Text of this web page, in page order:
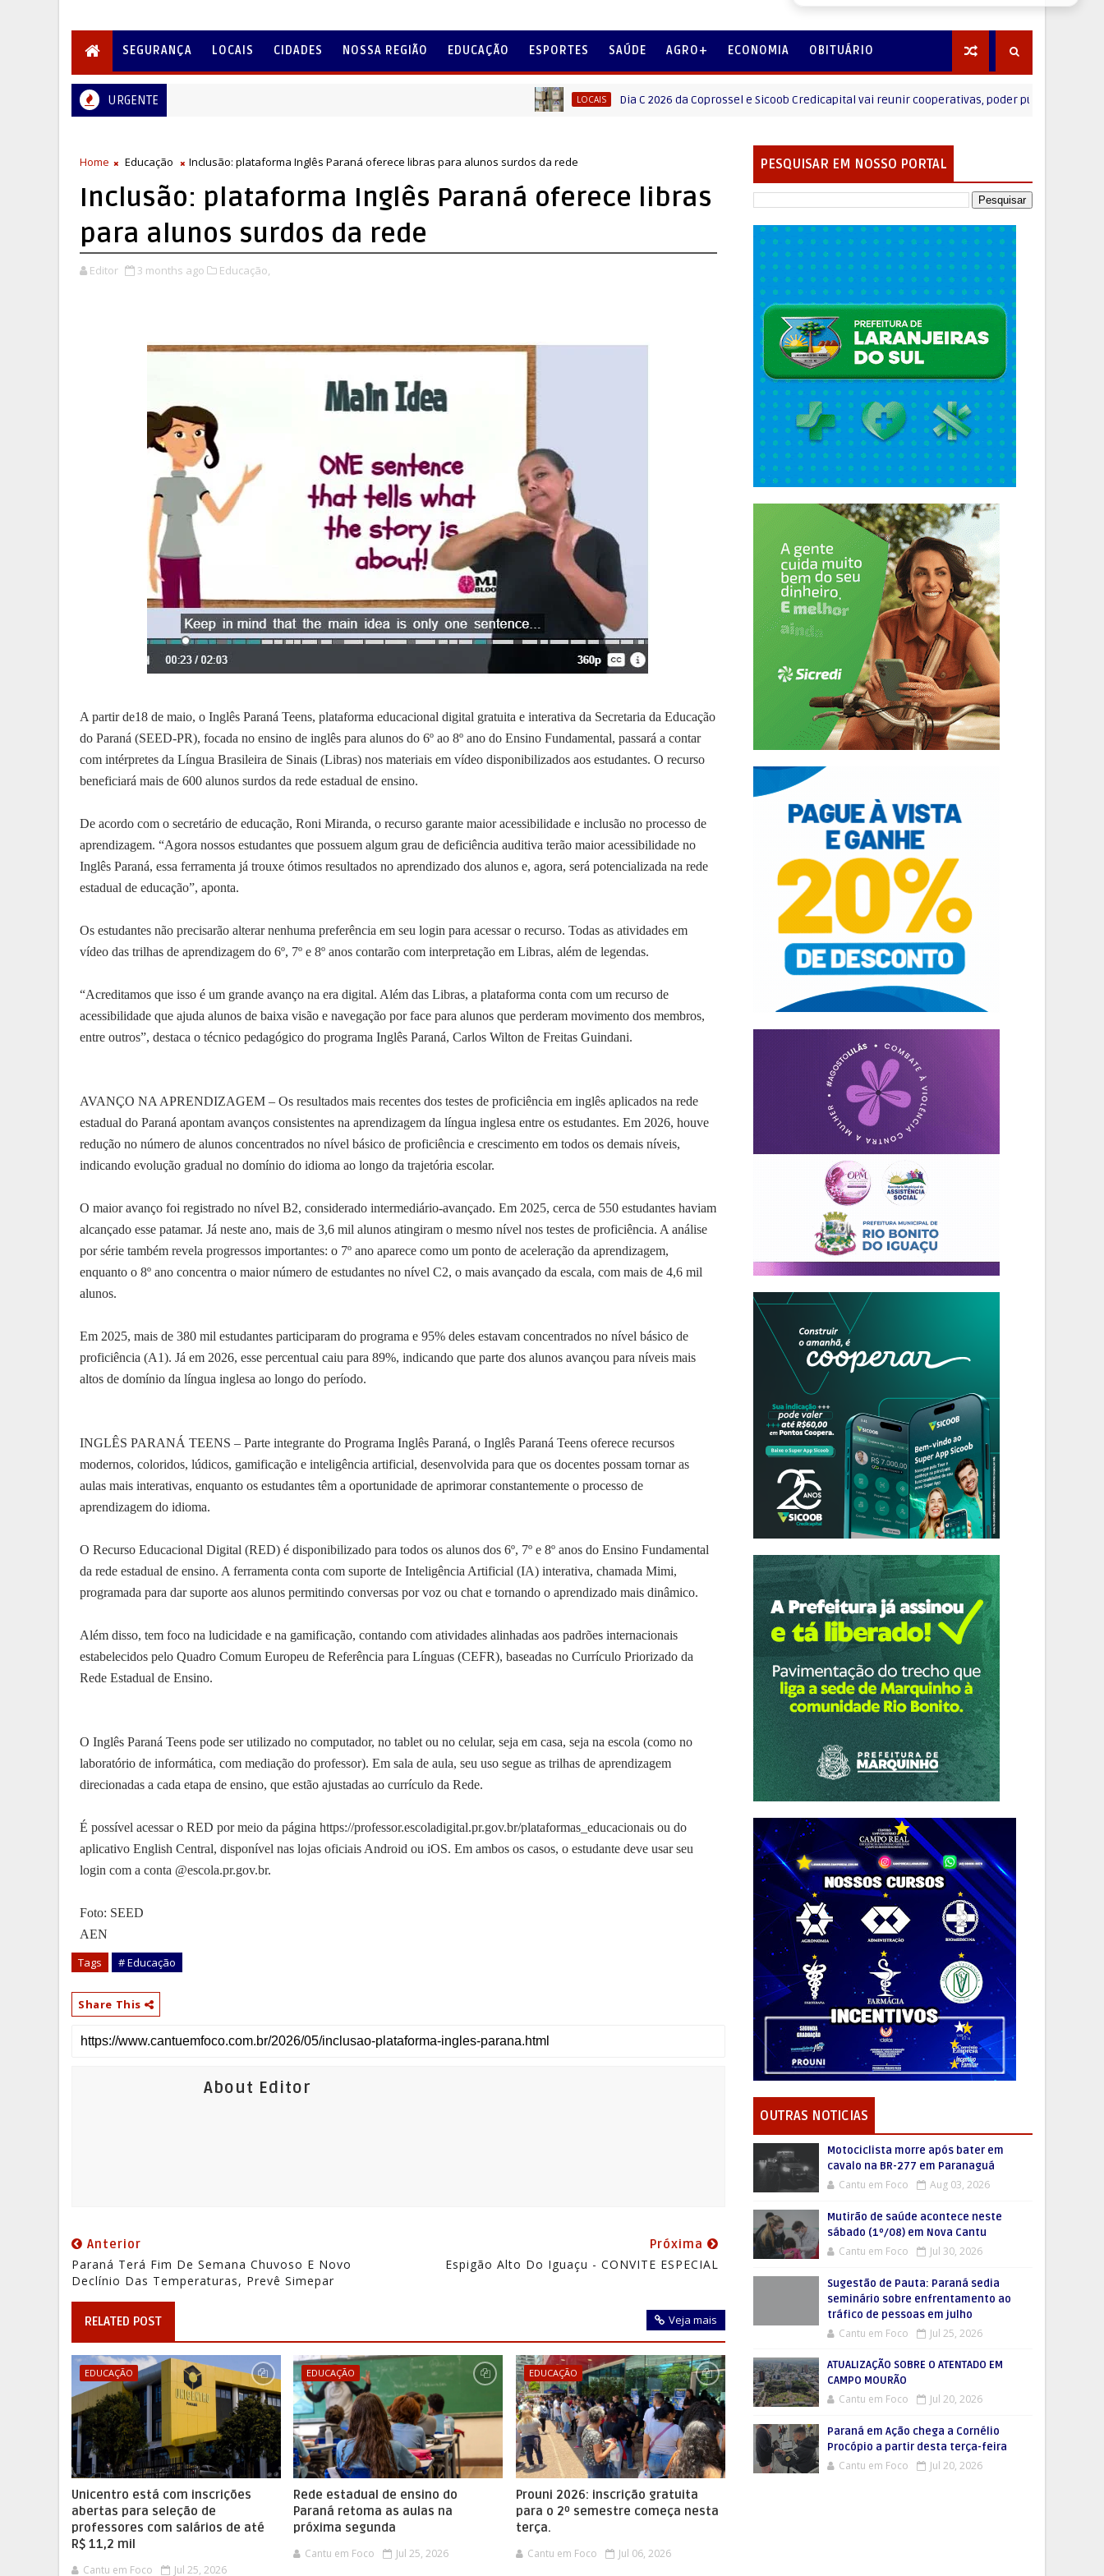
SEGURANÇA LOCAIS CIDADES NOSSA REGIÃO EDUCAÇÃO ESPORTES SAÚDE AGRO+ ECONOMIA OBITUÁRIO
URGENTE LOCAIS Dia C 2026 da Coprossel e Sicoob Credicapital vai reunir cooperativas, poder público e
Home Educação Inclusão: plataforma Inglês Paraná oferece libras para alunos surdos da rede
Inclusão: plataforma Inglês Paraná oferece libras
para alunos surdos da rede
Editor 3 months ago Educação,
A partir de18 de maio, o Inglês Paraná Teens, plataforma educacional digital gratuita e interativa da Secretaria da Educação
do Paraná (SEED-PR), focada no ensino de inglês para alunos do 6º ao 8º ano do Ensino Fundamental, passará a contar
com intérpretes da Língua Brasileira de Sinais (Libras) nos materiais em vídeo disponibilizados aos estudantes. O recurso
beneficiará mais de 600 alunos surdos da rede estadual de ensino.
De acordo com o secretário de educação, Roni Miranda, o recurso garante maior acessibilidade e inclusão no processo de
aprendizagem. “Agora nossos estudantes que possuem algum grau de deficiência auditiva terão maior acessibilidade no
Inglês Paraná, essa ferramenta já trouxe ótimos resultados no aprendizado dos alunos e, agora, será potencializada na rede
estadual de educação”, aponta.
Os estudantes não precisarão alterar nenhuma preferência em seu login para acessar o recurso. Todas as atividades em
vídeo das trilhas de aprendizagem do 6º, 7º e 8º anos contarão com interpretação em Libras, além de legendas.
“Acreditamos que isso é um grande avanço na era digital. Além das Libras, a plataforma conta com um recurso de
acessibilidade que ajuda alunos de baixa visão e navegação por face para alunos que perderam movimento dos membros,
entre outros”, destaca o técnico pedagógico do programa Inglês Paraná, Carlos Wilton de Freitas Guindani.
AVANÇO NA APRENDIZAGEM – Os resultados mais recentes dos testes de proficiência em inglês aplicados na rede
estadual do Paraná apontam avanços consistentes na aprendizagem da língua inglesa entre os estudantes. Em 2026, houve
redução no número de alunos concentrados no nível básico de proficiência e crescimento em todos os demais níveis,
indicando evolução gradual no domínio do idioma ao longo da trajetória escolar.
O maior avanço foi registrado no nível B2, considerado intermediário-avançado. Em 2025, cerca de 550 estudantes haviam
alcançado esse patamar. Já neste ano, mais de 3,6 mil alunos atingiram o mesmo nível nos testes de proficiência. A análise
por série também revela progressos importantes: o 7º ano aparece como um ponto de aceleração da aprendizagem,
enquanto o 8º ano concentra o maior número de estudantes no nível C2, o mais avançado da escala, com mais de 4,6 mil
alunos.
Em 2025, mais de 380 mil estudantes participaram do programa e 95% deles estavam concentrados no nível básico de
proficiência (A1). Já em 2026, esse percentual caiu para 89%, indicando que parte dos alunos avançou para níveis mais
altos de domínio da língua inglesa ao longo do período.
INGLÊS PARANÁ TEENS – Parte integrante do Programa Inglês Paraná, o Inglês Paraná Teens oferece recursos
modernos, coloridos, lúdicos, gamificação e inteligência artificial, desenvolvida para que os docentes possam tornar as
aulas mais interativas, enquanto os estudantes têm a oportunidade de aprimorar constantemente o processo de
aprendizagem do idioma.
O Recurso Educacional Digital (RED) é disponibilizado para todos os alunos dos 6º, 7º e 8º anos do Ensino Fundamental
da rede estadual de ensino. A ferramenta conta com suporte de Inteligência Artificial (IA) interativa, chamada Mimi,
programada para dar suporte aos alunos permitindo conversas por voz ou chat e tornando o aprendizado mais dinâmico.
Além disso, tem foco na ludicidade e na gamificação, contando com atividades alinhadas aos padrões internacionais
estabelecidos pelo Quadro Comum Europeu de Referência para Línguas (CEFR), baseadas no Currículo Priorizado da
Rede Estadual de Ensino.
O Inglês Paraná Teens pode ser utilizado no computador, no tablet ou no celular, seja em casa, seja na escola (como no
laboratório de informática, com mediação do professor). Em sala de aula, seu uso segue as trilhas de aprendizagem
direcionadas a cada etapa de ensino, que estão ajustadas ao currículo da Rede.
É possível acessar o RED por meio da página https://professor.escoladigital.pr.gov.br/plataformas_educacionais ou do
aplicativo English Central, disponível nas lojas oficiais Android ou iOS. Em ambos os casos, o estudante deve usar seu
login com a conta @escola.pr.gov.br.
Foto: SEED
AEN
Tags # Educação
Share This
About Editor
Anterior
Paraná Terá Fim De Semana Chuvoso E Novo
Declínio Das Temperaturas, Prevê Simepar
Próxima
Espigão Alto Do Iguaçu - CONVITE ESPECIAL
RELATED POST Veja mais
EDUCAÇÃO
Unicentro está com inscrições
abertas para seleção de
professores com salários de até
R$ 11,2 mil
Cantu em Foco Jul 25, 2026
EDUCAÇÃO
Rede estadual de ensino do
Paraná retoma as aulas na
próxima segunda
Cantu em Foco Jul 25, 2026
EDUCAÇÃO
Prouni 2026: inscrição gratuita
para o 2º semestre começa nesta
terça.
Cantu em Foco Jul 06, 2026
PESQUISAR EM NOSSO PORTAL
OUTRAS NOTICIAS
Motociclista morre após bater em
cavalo na BR-277 em Paranaguá
Cantu em Foco Aug 03, 2026
Mutirão de saúde acontece neste
sábado (1º/08) em Nova Cantu
Cantu em Foco Jul 30, 2026
Sugestão de Pauta: Paraná sedia
seminário sobre enfrentamento ao
tráfico de pessoas em julho
Cantu em Foco Jul 25, 2026
ATUALIZAÇÃO SOBRE O ATENTADO EM
CAMPO MOURÃO
Cantu em Foco Jul 20, 2026
Paraná em Ação chega a Cornélio
Procópio a partir desta terça-feira
Cantu em Foco Jul 20, 2026